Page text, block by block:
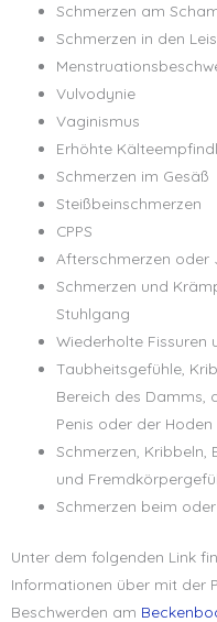
Schmerzen am
Schmerzen in den
Vulvodynie
Vaginismus
Erhöhte
Schmerzen im Gesäß
Steißbeinschmerzen
CPPS
Afterschmerzen oder
Schmerzen und
Stuhlgang
Wiederholte Fissuren
Taubheitsgefühle,
Bereich des Damms,
Penis oder der Hoden
Schmerzen, Kribbeln,
und
Schmerzen beim
Unter dem folgenden Link
Informationen über mit der
Beschwerden am